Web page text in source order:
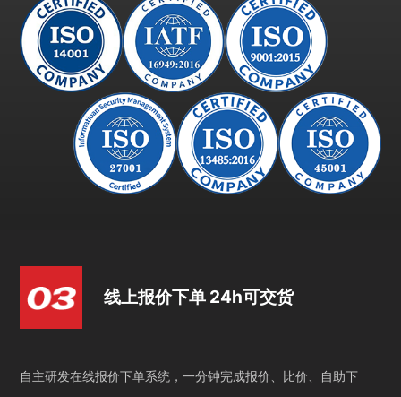
线上报价下单 24h可交货
自主研发在线报价下单系统，一分钟完成报价、比价、自助下